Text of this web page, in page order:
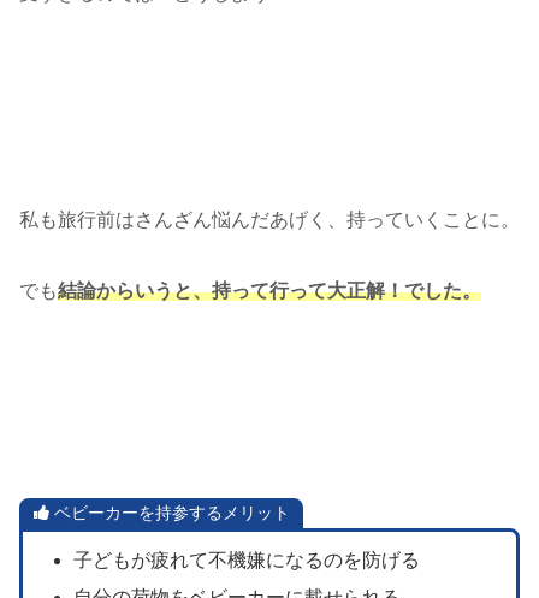
私も旅行前はさんざん悩んだあげく、持っていくことに。
でも結論からいうと、持って行って大正解！でした。
ベビーカーを持参するメリット
子どもが疲れて不機嫌になるのを防げる